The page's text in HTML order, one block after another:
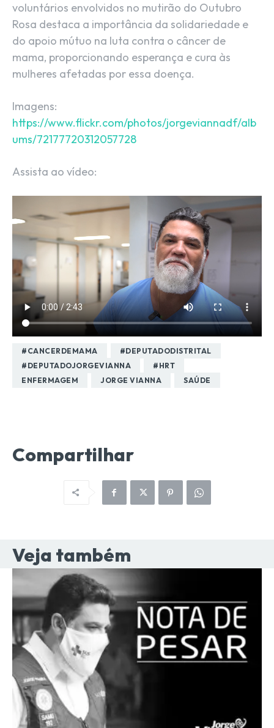
voluntários envolvidos no mutirão do Outubro
Rosa destaca a importância da solidariedade e
do apoio mútuo na luta contra o câncer de
mama, proporcionando esperança e cura às
mulheres afetadas por essa doença.
Imagens:
https://www.flickr.com/photos/jorgeviannadf/alb
ums/72177720312057728
Assista ao vídeo:
#CANCERDEMAMA
#DEPUTADODISTRITAL
#DEPUTADOJORGEVIANNA
#HRT
ENFERMAGEM
JORGE VIANNA SAÚDE
Compartilhar
Veja também